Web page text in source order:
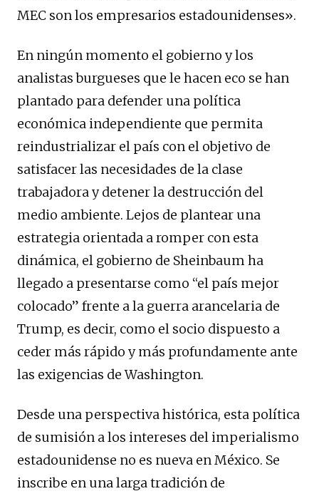
MEC son los empresarios estadounidenses».
En ningún momento el gobierno y los
analistas burgueses que le hacen eco se han
plantado para defender una política
económica independiente que permita
reindustrializar el país con el objetivo de
satisfacer las necesidades de la clase
trabajadora y detener la destrucción del
medio ambiente. Lejos de plantear una
estrategia orientada a romper con esta
dinámica, el gobierno de Sheinbaum ha
llegado a presentarse como “el país mejor
colocado” frente a la guerra arancelaria de
Trump, es decir, como el socio dispuesto a
ceder más rápido y más profundamente ante
las exigencias de Washington.
Desde una perspectiva histórica, esta política
de sumisión a los intereses del imperialismo
estadounidense no es nueva en México. Se
inscribe en una larga tradición de